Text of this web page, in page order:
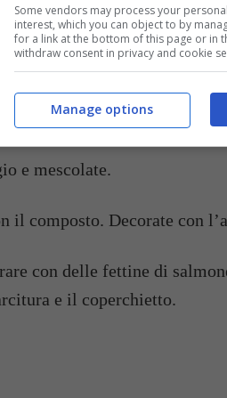
molto piccoli.
una ciotola a temperatura
macinato la momento e
e mescolate.
il composto. Decorate con
con delle fettine di
e il coperchietto.
Some vendors may process your
interest, which you can object to by
for a link at the bottom of this page or in
withdraw consent in privacy and cookie
Manage options